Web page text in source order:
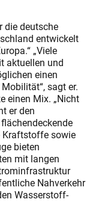
die deutsche
entwickelt
„Viele
aktuellen und
einen
sagt er.
einen Mix. „Nicht
er den
Kraftstoffe sowie
bieten
mit langen
Nahverkehr
Wasserstoff-